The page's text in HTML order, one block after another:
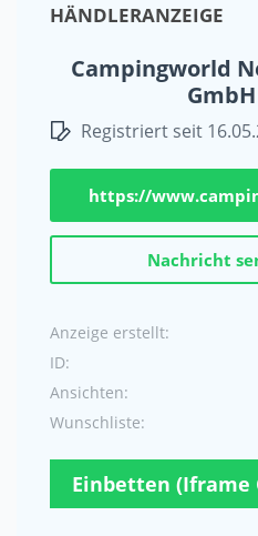
HÄNDLERANZEIGE
Campingworld
GmbH
Registriert seit
https://
Nachricht
Anzeige erstellt:
ID:
Ansichten:
Wunschliste:
Einbetten (Iframe